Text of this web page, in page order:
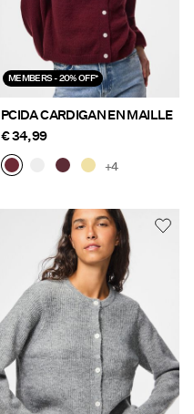
MEMBERS - 20% OFF*
PCIDA CARDIGAN EN MAILLE
€ 34,99
+4